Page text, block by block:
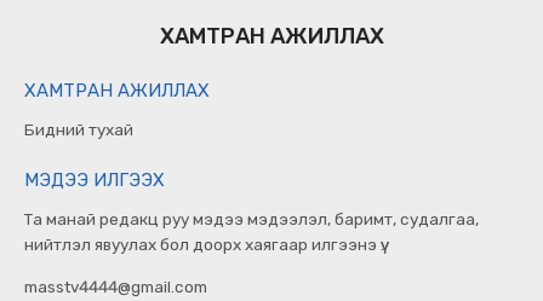
ХАМТРАН АЖИЛЛАХ
ХАМТРАН АЖИЛЛАХ
Бидний тухай
МЭДЭЭ ИЛГЭЭХ
Та манай редакц руу мэдээ мэдээлэл, баримт, судалгаа,
нийтлэл явуулах бол доорх хаягаар илгээнэ үү.
masstv4444@gmail.com